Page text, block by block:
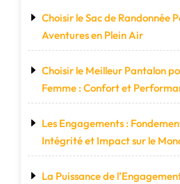
Choisir le Sac de Randonnée
Aventures en Plein Air
Choisir le Meilleur Pantalon
Femme : Confort et
Les Engagements :
Intégrité et Impact sur le
La Puissance de